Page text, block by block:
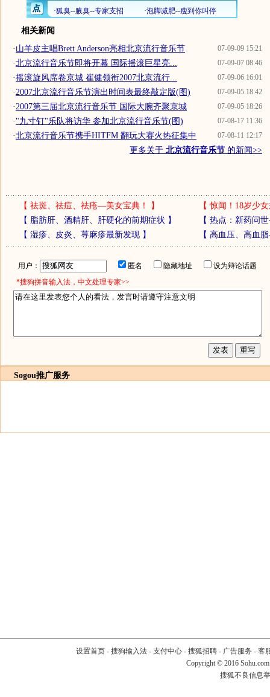
相关新闻
07-09-09 15:21
·山羊皮主唱Brett Anderson亮相北京流行音乐节
07-09-07 08:46
·北京流行音乐节即将开幕 国际摇滚巨星亮...
07-09-06 16:01
·摇滚旋风席卷京城 崔健领衔2007北京流行...
07-09-05 18:42
·2007北京流行音乐节演出时间表最终敲定版(图)
07-09-05 18:26
·2007第三届北京流行音乐节 国际大腕齐聚京城
07-08-17 11:36
·"九寸钉"乐队将访华 参加北京流行音乐节(图)
07-08-11 12:17
·北京流行音乐节携手HITFM 翻玩大赛火热征集中
更多关于 北京流行音乐节 的新闻>>
【 祛斑、祛痘、祛疮—美女宝典！ 】 【惊闻！18岁少
【 脂肪肝、酒精肝、肝硬化的前期症状 】 【 热点：新药问
【 湿疹、皮炎、荨麻疹最新发现】 【 高血压、高血
用户： 匿名 隐藏地址
设为辩论话题
*搜狗拼音输入法，中文处理专家>>
Sogou推广服务
设置首页- 搜狗输入法- 支付中心- 搜狐招聘- 广告服务 - 客
Copyright © 2016
搜狐不良信息